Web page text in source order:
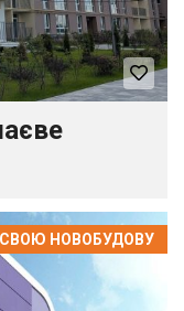
НОВОБУДОВУ